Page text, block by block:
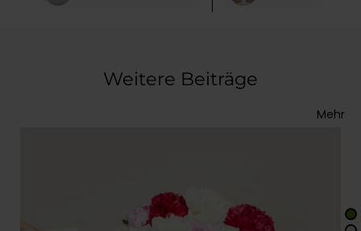
Weitere Beiträge
Mehr